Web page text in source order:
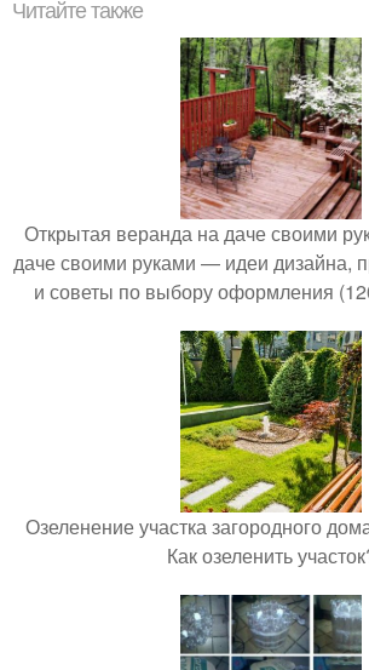
Читайте также
Открытая веранда на даче своими
даче своими руками — идеи дизайна,
и советы по выбору оформления
Озеленение участка загородного
Как озеленить